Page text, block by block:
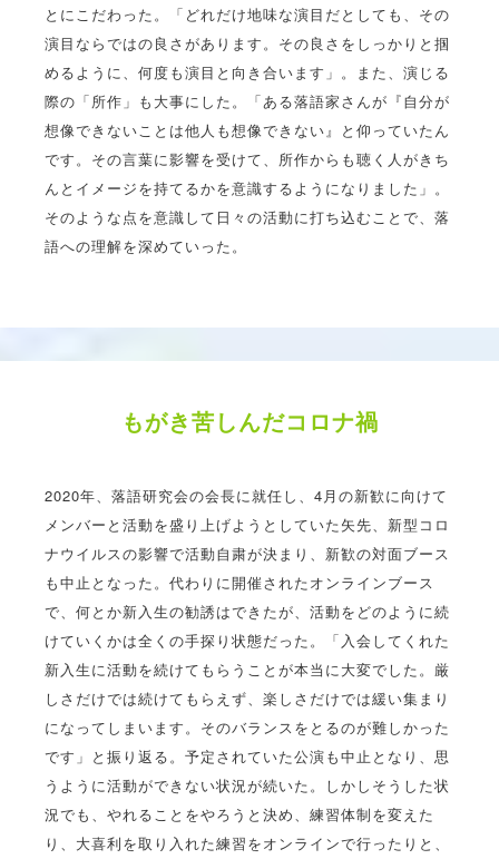
とにこだわった。「どれだけ地味な演目だとしても、その
演目ならではの良さがあります。その良さをしっかりと掴
めるように、何度も演目と向き合います」。また、演じる
際の「所作」も大事にした。「ある落語家さんが『自分が
想像できないことは他人も想像できない』と仰っていたん
です。その言葉に影響を受けて、所作からも聴く人がきち
んとイメージを持てるかを意識するようになりました」。
そのような点を意識して日々の活動に打ち込むことで、落
語への理解を深めていった。
もがき苦しんだコロナ禍
2020年、落語研究会の会長に就任し、4月の新歓に向けて
メンバーと活動を盛り上げようとしていた矢先、新型コロ
ナウイルスの影響で活動自粛が決まり、新歓の対面ブース
も中止となった。代わりに開催されたオンラインブース
で、何とか新入生の勧誘はできたが、活動をどのように続
けていくかは全くの手探り状態だった。「入会してくれた
新入生に活動を続けてもらうことが本当に大変でした。厳
しさだけでは続けてもらえず、楽しさだけでは緩い集まり
になってしまいます。そのバランスをとるのが難しかった
です」と振り返る。予定されていた公演も中止となり、思
うように活動ができない状況が続いた。しかしそうした状
況でも、やれることをやろうと決め、練習体制を変えた
り、大喜利を取り入れた練習をオンラインで行ったりと、